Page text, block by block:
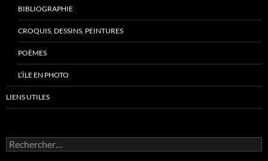
BIBLIOGRAPHIE
CROQUIS, DESSINS, PEINTURES
POÈMES
L’ÎLE EN PHOTO
LIENS UTILES